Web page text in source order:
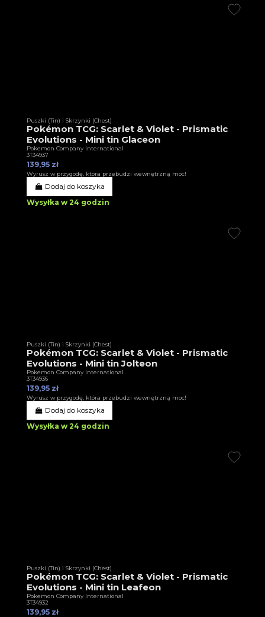
Puszki (Tin) i Skrzynki (Chest)
Pokémon TCG: Scarlet & Violet - Prismatic
Evolutions - Mini tin Glaceon
Pokemon Company International
3T34937
139,95 zł
Wyrusz w przygodę, która przebudzi wewnętrzną moc!
Dodaj do koszyka
Wysyłka w 24 godzin
Puszki (Tin) i Skrzynki (Chest)
Pokémon TCG: Scarlet & Violet - Prismatic
Evolutions - Mini tin Jolteon
Pokemon Company International
3T34936
139,95 zł
Wyrusz w przygodę, która przebudzi wewnętrzną moc!
Dodaj do koszyka
Wysyłka w 24 godzin
Puszki (Tin) i Skrzynki (Chest)
Pokémon TCG: Scarlet & Violet - Prismatic
Evolutions - Mini tin Leafeon
Pokemon Company International
3T34932
139,95 zł